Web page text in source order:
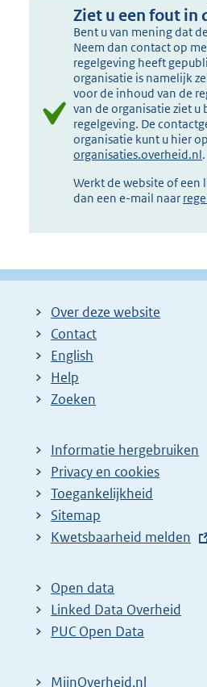
Ziet u een fout in
Bent u van mening dat
Neem dan contact op
regelgeving heeft
organisatie is namelijk
voor de inhoud van de
van de organisatie ziet u
regelgeving. De
organisatie kunt u hier
organisaties.overheid.nl.
Werkt de website of een
dan een e-mail naar
Over deze website
Contact
English
Help
Zoeken
Informatie hergebruiken
Privacy en cookies
Toegankelijkheid
Sitemap
E
t
e
r
Kwetsbaarheid melden
Open data
Linked Data Overheid
PUC Open Data
MijnOverheid.nl